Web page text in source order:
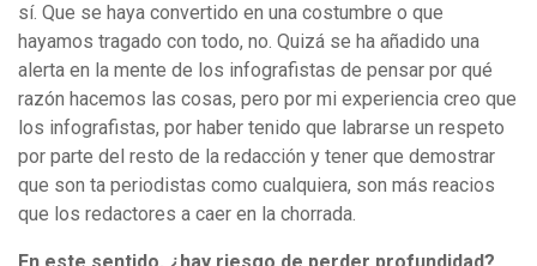
sí. Que se haya convertido en una costumbre o que
hayamos tragado con todo, no. Quizá se ha añadido una
alerta en la mente de los infografistas de pensar por qué
razón hacemos las cosas, pero por mi experiencia creo que
los infografistas, por haber tenido que labrarse un respeto
por parte del resto de la redacción y tener que demostrar
que son ta periodistas como cualquiera, son más reacios
que los redactores a caer en la chorrada.